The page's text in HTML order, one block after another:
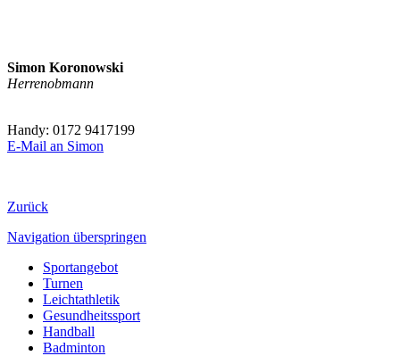
Simon Koronowski
Herrenobmann
Handy: 0172 9417199
E-Mail an Simon
Zurück
Navigation überspringen
Sportangebot
Turnen
Leichtathletik
Gesundheitssport
Handball
Badminton